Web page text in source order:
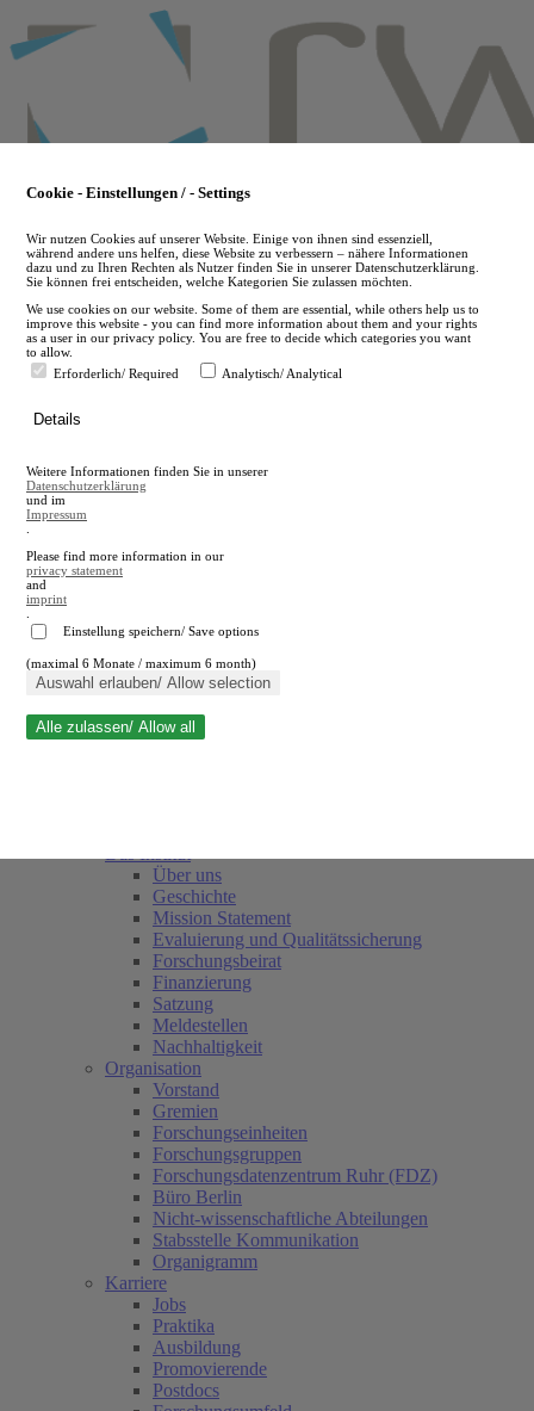
to
main
en
A
A
Suche schließen
Über uns
Geschichte
Mission Statement
Evaluierung und Qualitätssicherung
Forschungsbeirat
Finanzierung
Satzung
Meldestellen
Nachhaltigkeit
Organisation
Vorstand
Gremien
Forschungseinheiten
Forschungsgruppen
Forschungsdatenzentrum Ruhr (FDZ)
Büro Berlin
Nicht-wissenschaftliche Abteilungen
Stabsstelle Kommunikation
Organigramm
Karriere
Jobs
Praktika
Ausbildung
Promovierende
Postdocs
Cookie - Einstellungen / - Settings
Wir nutzen Cookies auf unserer Website. Einige von ihnen sind essenziell,
während andere uns helfen, diese Website zu verbessern – nähere Informationen
dazu und zu Ihren Rechten als Nutzer finden Sie in unserer Datenschutzerklärung.
Sie können frei entscheiden, welche Kategorien Sie zulassen möchten.
We use cookies on our website. Some of them are essential, while others help us to
improve this website - you can find more information about them and your rights
as a user in our privacy policy. You are free to decide which categories you want
to allow.
Erforderlich/ Required
Analytisch/ Analytical
Details
Weitere Informationen finden Sie in unserer
Datenschutzerklärung
und im
Impressum
Please find more information in our
privacy statement
and
imprint
Einstellung speichern/ Save options
(maximal 6 Monate / maximum 6 month)
Auswahl erlauben/ Allow selection
Alle zulassen/ Allow all